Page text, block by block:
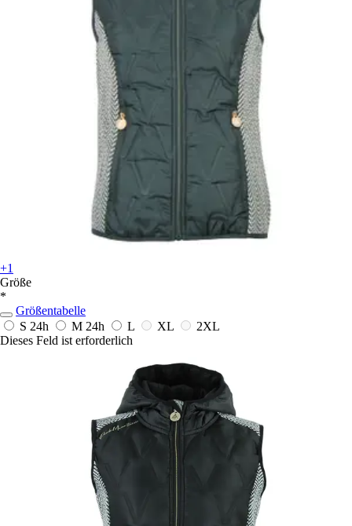
+1
Größe
*
Größentabelle
S 24h M 24h L XL
2XL
Dieses Feld ist erforderlich